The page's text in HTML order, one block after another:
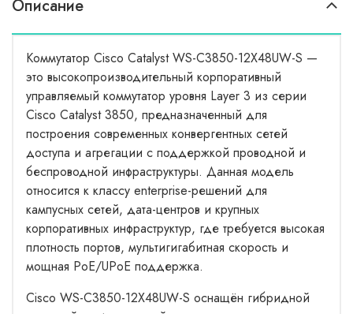
Описание
Коммутатор Cisco Catalyst WS-C3850-12X48UW-S —
это высокопроизводительный корпоративный
управляемый коммутатор уровня Layer 3 из серии
Cisco Catalyst 3850, предназначенный для
построения современных конвергентных сетей
доступа и агрегации с поддержкой проводной и
беспроводной инфраструктуры. Данная модель
относится к классу enterprise-решений для
кампусных сетей, дата-центров и крупных
корпоративных инфраструктур, где требуется высокая
плотность портов, мультигигабитная скорость и
мощная PoE/UPoE поддержка.
Cisco WS-C3850-12X48UW-S оснащён гибридной